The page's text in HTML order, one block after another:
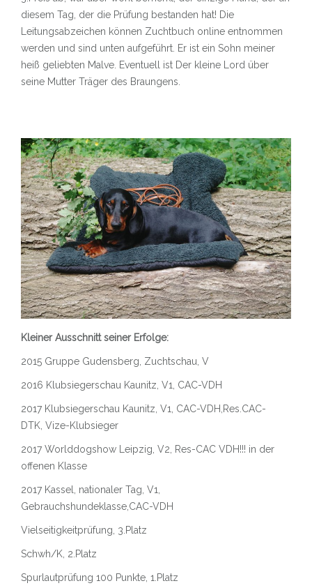
WELPEN/PUPPIES
BLOG
EDELMANN VON DER VISBECKER KAPELLE
EMPFEHLUNGEN
LINKS
KONTAKT
diesem Tag, der die Prüfung bestanden hat! Die
Leitungsabzeichen können Zuchtbuch online entnommen
werden und sind unten aufgeführt. Er ist ein Sohn meiner
heiß geliebten Malve. Eventuell ist Der kleine Lord über
seine Mutter Träger des Braungens.
Kleiner Ausschnitt seiner Erfolge:
2015 Gruppe Gudensberg, Zuchtschau, V
2016 Klubsiegerschau Kaunitz, V1, CAC-VDH
2017 Klubsiegerschau Kaunitz, V1, CAC-VDH,Res.CAC-
DTK, Vize-Klubsieger
2017 Worlddogshow Leipzig, V2, Res-CAC VDH!!! in der
offenen Klasse
2017 Kassel, nationaler Tag, V1,
Gebrauchshundeklasse,CAC-VDH
Vielseitigkeitprüfung, 3.Platz
Schwh/K, 2.Platz
Spurlautprüfung 100 Punkte, 1.Platz